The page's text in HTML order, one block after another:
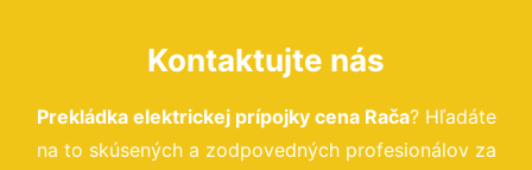
Kontaktujte nás
Prekládka elektrickej prípojky cena Rača? Hľadáte
na to skúsených a zodpovedných profesionálov za